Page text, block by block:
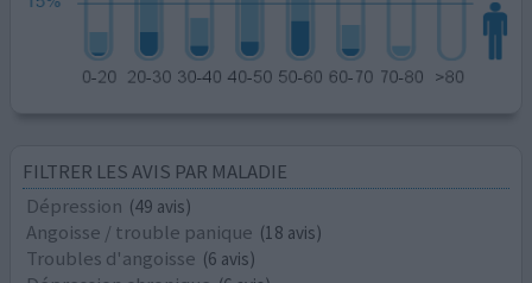
FILTRER LES AVIS PAR MALADIE
Dépression (49 avis)
Angoisse / trouble panique (18 avis)
Troubles d'angoisse (6 avis)